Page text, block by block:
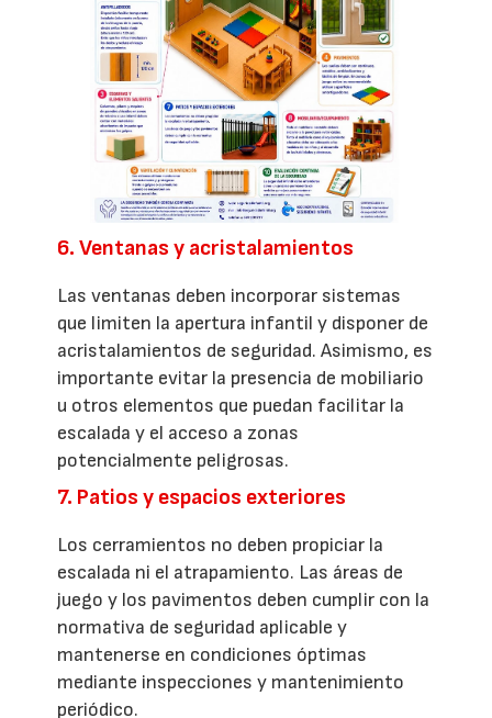
6. Ventanas y acristalamientos
Las ventanas deben incorporar sistemas
que limiten la apertura infantil y disponer de
acristalamientos de seguridad. Asimismo, es
importante evitar la presencia de mobiliario
u otros elementos que puedan facilitar la
escalada y el acceso a zonas
potencialmente peligrosas.
7. Patios y espacios exteriores
Los cerramientos no deben propiciar la
escalada ni el atrapamiento. Las áreas de
juego y los pavimentos deben cumplir con la
normativa de seguridad aplicable y
mantenerse en condiciones óptimas
mediante inspecciones y mantenimiento
periódico.